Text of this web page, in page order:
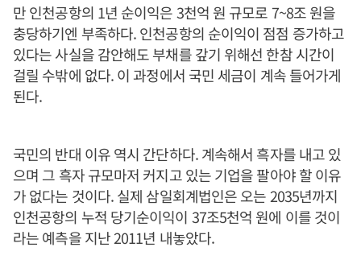
만 인천공항의 1년 순이익은 3천억 원 규모로 7~8조 원을
충당하기엔 부족하다. 인천공항의 순이익이 점점 증가하고
있다는 사실을 감안해도 부채를 갚기 위해선 한참 시간이
걸릴 수밖에 없다. 이 과정에서 국민 세금이 계속 들어가게
된다.
국민의 반대 이유 역시 간단하다. 계속해서 흑자를 내고 있
으며 그 흑자 규모마저 커지고 있는 기업을 팔아야 할 이유
가 없다는 것이다. 실제 삼일회계법인은 오는 2035년까지
인천공항의 누적 당기순이익이 37조5천억 원에 이를 것이
라는 예측을 지난 2011년 내놓았다.